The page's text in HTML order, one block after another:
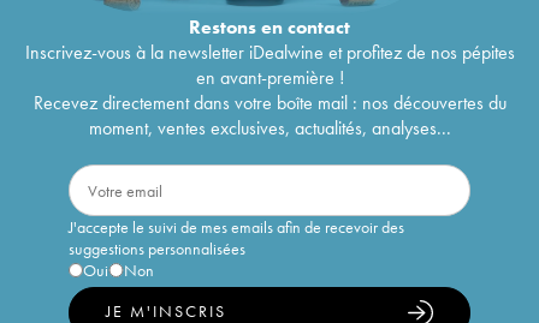
Restons encontact
Inscrivez-vous à la newsletter iDealwine et profitez de nos pépites
en avant-première !
Recevez directement dans votre boîte mail : nos découvertes du
moment, ventes exclusives, actualités, analyses...
J'accepte le suivi de mes emails afin de recevoir des
suggestions personnalisées
Oui
Non
JE M'INSCRIS